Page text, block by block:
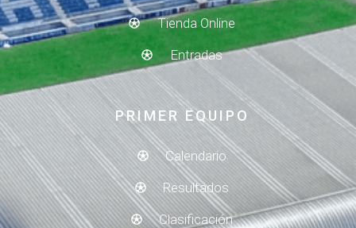
Tienda Online
Entradas
PRIMER EQUIPO
Calendario
Resultados
Clasificación